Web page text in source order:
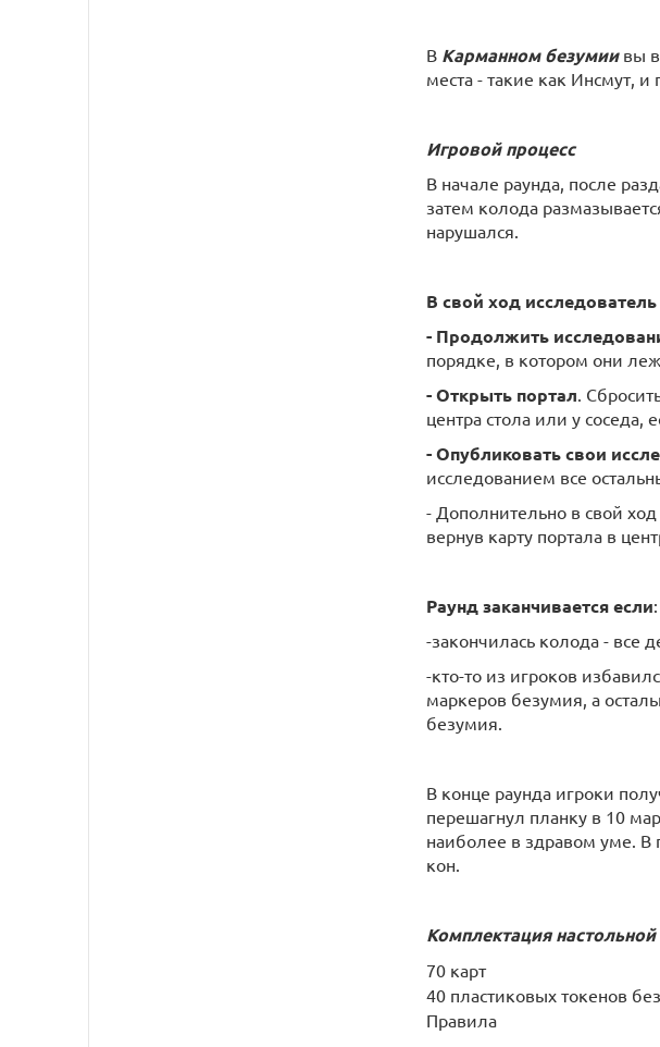
В Карманном безумии вы
места - такие как Инсмут,
Игровой процесс
В начале раунда, после
затем колода
нарушался.
В свой ход
- Продолжить
порядке, в котором они
- Открыть портал.
центра стола или у соседа,
- Опубликовать свои
исследованием все
- Дополнительно в свой
вернув карту портала в
Раунд заканчивается если:
-закончилась колода - все
-кто-то из игроков
маркеров безумия, а
безумия.
В конце раунда игроки
перешагнул планку в 10
наиболее в здравом уме. В
кон.
Комплектация
70 карт
40 пластиковых токенов
Правила